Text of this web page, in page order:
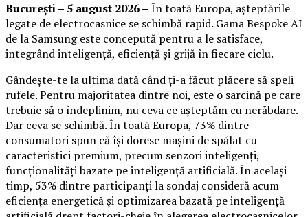
București – 5 august 2026 – În toată Europa, așteptările
legate de electrocasnice se schimbă rapid. Gama Bespoke AI
de la Samsung este concepută pentru a le satisface,
integrând inteligență, eficiență și grijă în fiecare ciclu.
Gândește-te la ultima dată când ți-a făcut plăcere să speli
rufele. Pentru majoritatea dintre noi, este o sarcină pe care
trebuie să o îndeplinim, nu ceva ce așteptăm cu nerăbdare.
Dar ceva se schimbă. În toată Europa, 73% dintre
consumatori spun că își doresc mașini de spălat cu
caracteristici premium, precum senzori inteligenți,
funcționalități bazate pe inteligență artificială. În același
timp, 53% dintre participanți la sondaj consideră acum
eficiența energetică și optimizarea bazată pe inteligență